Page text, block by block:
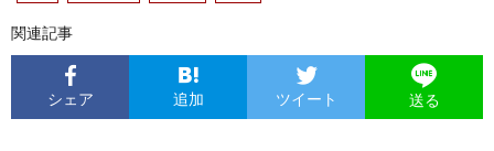
関連記事
シェア 追加 ツイート 送る